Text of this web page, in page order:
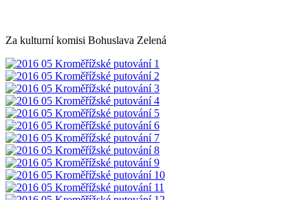
Za kulturní komisi Bohuslava Zelená